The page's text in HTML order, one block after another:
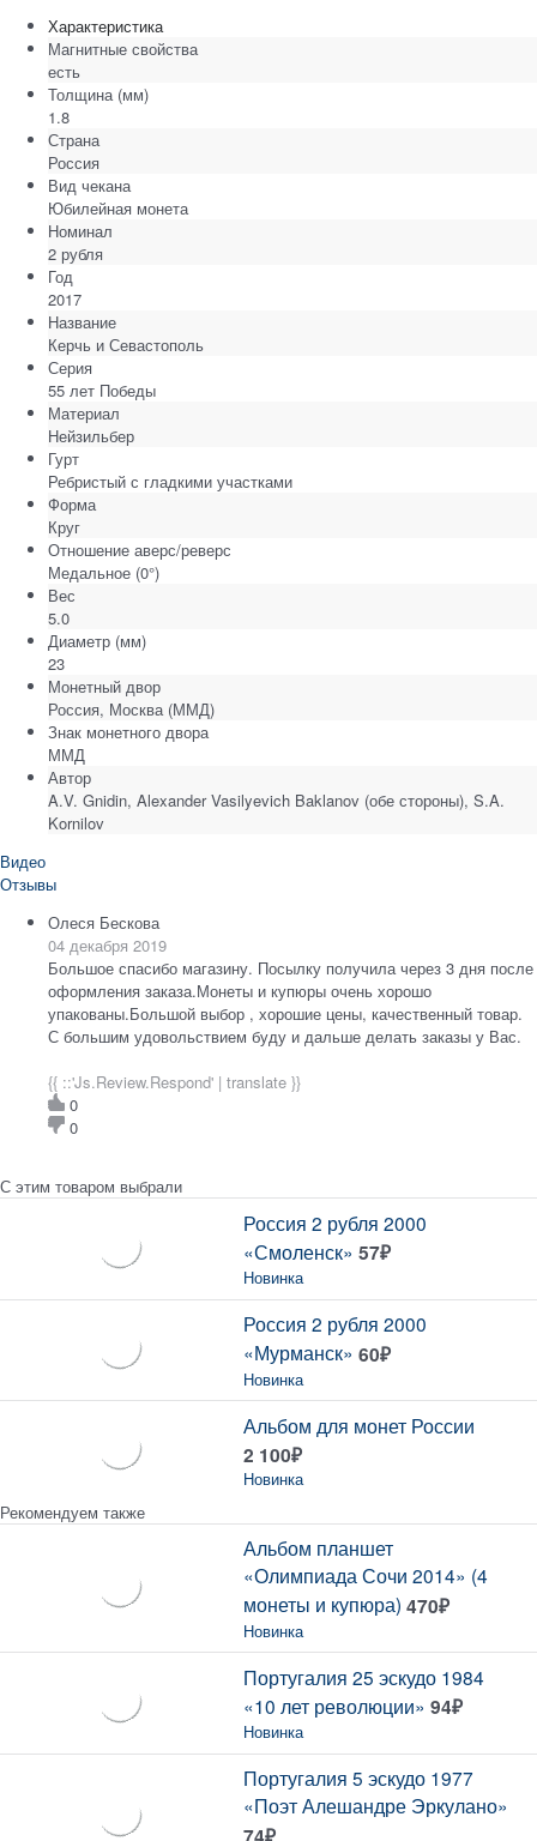
Характеристика
Магнитные свойства
есть
Толщина (мм)
1.8
Страна
Россия
Вид чекана
Юбилейная монета
Номинал
2 рубля
Год
2017
Название
Керчь и Севастополь
Серия
55 лет Победы
Материал
Нейзильбер
Гурт
Ребристый с гладкими участками
Форма
Круг
Отношение аверс/реверс
Медальное (0°)
Вес
5.0
Диаметр (мм)
23
Монетный двор
Россия, Москва (ММД)
Знак монетного двора
ММД
Автор
A.V. Gnidin, Alexander Vasilyevich Baklanov (обе стороны), S.A.
Kornilov
Видео
Отзывы
Олеся Бескова
04 декабря 2019
Большое спасибо магазину. Посылку получила через 3 дня после
оформления заказа.Монеты и купюры очень хорошо
упакованы.Большой выбор , хорошие цены, качественный товар.
С большим удовольствием буду и дальше делать заказы у Вас.
{{ ::'Js.Review.Respond' | translate }}
0
0
С этим товаром выбрали
Россия 2 рубля 2000
«Смоленск» 57₽
Новинка
Россия 2 рубля 2000
«Мурманск» 60₽
Новинка
Альбом для монет России
2 100₽
Новинка
Рекомендуем также
Альбом планшет
«Олимпиада Сочи 2014» (4
монеты и купюра) 470₽
Новинка
Португалия 25 эскудо 1984
«10 лет революции» 94₽
Новинка
Португалия 5 эскудо 1977
«Поэт Алешандре Эркулано»
74₽